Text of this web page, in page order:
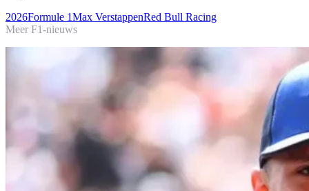
2026Formule 1Max VerstappenRed Bull Racing
Meer F1-nieuws